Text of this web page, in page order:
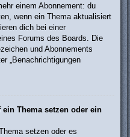
einem Abonnement: du
wenn ein Thema aktualisiert
dich bei einer
Forums des Boards. Die
und Abonnements
„Benachrichtigungen
Thema setzen oder ein
setzen oder es